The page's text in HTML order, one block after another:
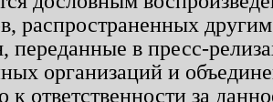
распространенных
переданные в пресс-
организаций и
к ответственности за